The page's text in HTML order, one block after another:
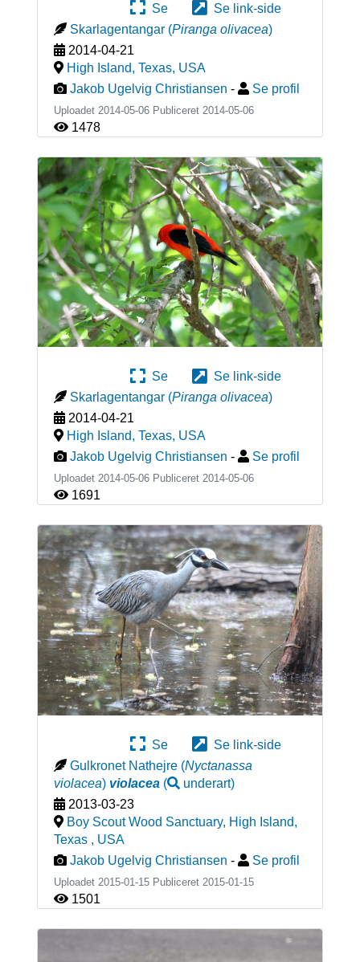
Se
Se link-side
Skarlagentangar (Piranga olivacea)
2014-04-21
High Island, Texas, USA
Jakob Ugelvig Christiansen - Se profil
Uploadet 2014-05-06 Publiceret 2014-05-06
1478
Se
Se link-side
Skarlagentangar (Piranga olivacea)
2014-04-21
High Island, Texas, USA
Jakob Ugelvig Christiansen - Se profil
Uploadet 2014-05-06 Publiceret 2014-05-06
1691
Se
Se link-side
Gulkronet Nathejre (Nyctanassa
violacea) violacea( underart)
2013-03-23
Boy Scout Wood Sanctuary, High Island,
Texas , USA
Jakob Ugelvig Christiansen - Se profil
Uploadet 2015-01-15 Publiceret 2015-01-15
1501